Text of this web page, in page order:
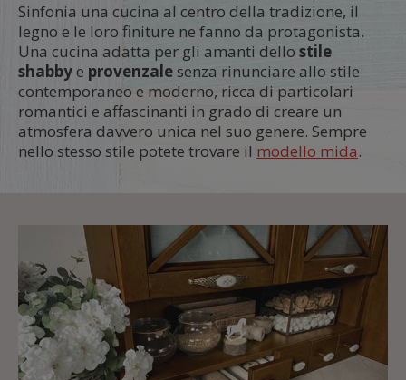
Sinfonia una cucina al centro della tradizione, il
legno e le loro finiture ne fanno da protagonista.
Una cucina adatta per gli amanti dello stile
shabbye provenzalesenza rinunciare allo stile
contemporaneo e moderno, ricca di particolari
romantici e affascinanti in grado di creare un
atmosfera davvero unica nel suo genere. Sempre
nello stesso stile potete trovare il modello mida.